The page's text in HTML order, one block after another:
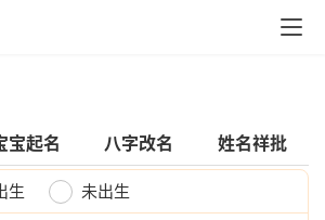
宝起名 八字改名 姓名祥批
生 未出生